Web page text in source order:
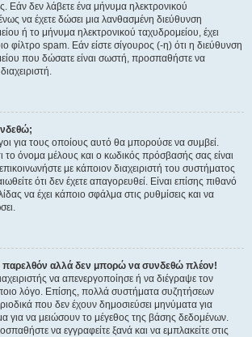
Εάν δεν λάβετε ένα μήνυμα ηλεκτρονικού
να έχετε δώσει μια λανθασμένη διεύθυνση
ή το μήνυμα ηλεκτρονικού ταχυδρομείου, έχει
φίλτρο spam. Εάν είστε σίγουρος (-η) ότι η διεύθυνση
που δώσατε είναι σωστή, προσπαθήστε να
για τους οποίους αυτό θα μπορούσε να συμβεί.
το όνομα μέλους και ο κωδικός πρόσβασής σας είναι
με κάποιον διαχειριστή του συστήματος
ότι δεν έχετε απαγορευθεί. Είναι επίσης πιθανό
να έχει κάποιο σφάλμα στις ρυθμίσεις και να
παρελθόν αλλά δεν μπορώ να συνδεθώ πλέον!
να απενεργοποίησε ή να διέγραψε τον
λόγο. Επίσης, πολλά συστήματα συζητήσεων
που δεν έχουν δημοσιεύσει μηνύματα για
για να μειώσουν το μέγεθος της βάσης δεδομένων.
να εγγραφείτε ξανά και να εμπλακείτε στις